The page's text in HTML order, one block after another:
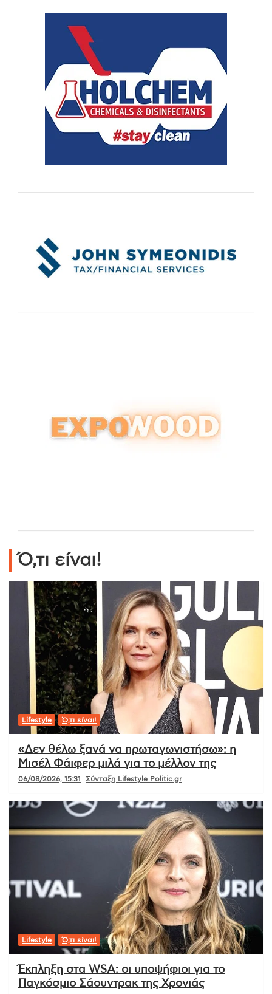
Ό,τι είναι!
Lifestyle Ό,τι είναι!
«Δεν θέλω ξανά να πρωταγωνιστήσω»: η
Μισέλ Φάιφερ μιλά για το μέλλον της
06/08/2026, 15:31 Σύνταξη Lifestyle Politic.gr
Lifestyle Ό,τι είναι!
Έκπληξη στα WSA: οι υποψήφιοι για το
Παγκόσμιο Σάουντρακ της Χρονιάς